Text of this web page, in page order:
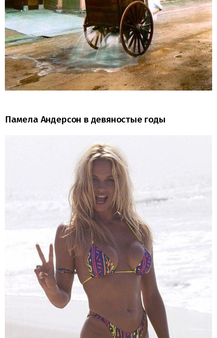
Памела Андерсон в девяностые годы